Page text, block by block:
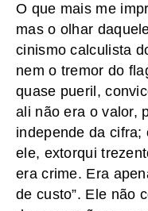
O que mais me
mas o olhar
cinismo calculista
nem o tremor do
quase pueril,
ali não era o valor,
independe da cifra;
ele, extorqui
era crime. Era
de custo”. Ele não